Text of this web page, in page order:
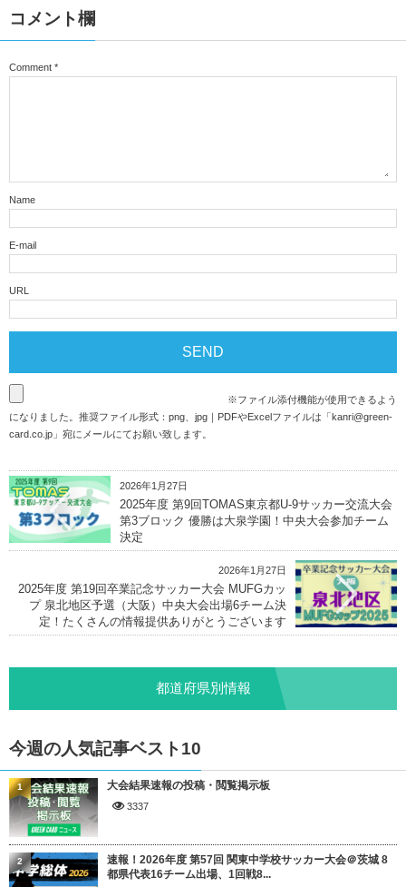
コメント欄
Comment *
Name
E-mail
URL
※ファイル添付機能が使用できるよう
になりました。推奨ファイル形式：png、jpg｜PDFやExcelファイルは「kanri@green-
card.co.jp 」宛にメールにてお願い致します。
2026年1月27日
2025年度 第9回TOMAS東京都U-9サッカー交流大会
第3ブロック 優勝は大泉学園！中央大会参加チーム
決定
2026年1月27日
2025年度 第19回卒業記念サッカー大会 MUFGカッ
プ 泉北地区予選（大阪）中央大会出場6チーム決
定！たくさんの情報提供ありがとうございます
都道府県別情報
今週の人気記事ベスト10
大会結果速報の投稿・閲覧掲示板
3337
1
速報！2026年度 第57回 関東中学校サッカー大会＠茨城 8
都県代表16チーム出場、1回戦8...
2